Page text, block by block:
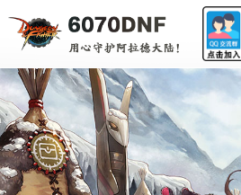
DNF
怀
旧
服
地
城
与
怀
旧
服
地
下
城
与
勇
士
怀